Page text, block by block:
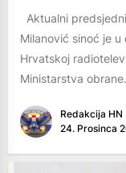
Aktualni
Milanović sinoć je
Hrvatskoj
Ministarstva
Redakcija HN
24. Prosinca